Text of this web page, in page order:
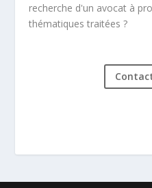
recherche d'un avocat à
thématiques traitées ?